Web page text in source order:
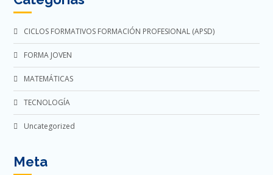
CICLOS FORMATIVOS FORMACIÓN PROFESIONAL (APSD)
FORMA JOVEN
MATEMÁTICAS
TECNOLOGÍA
Uncategorized
Meta